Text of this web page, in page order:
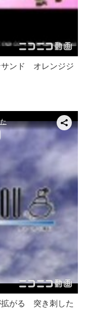
サンド オレンジジ
がる 突き刺した